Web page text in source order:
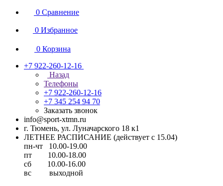
0 Сравнение
0 Избранное
0 Корзина
+7 922-260-12-16
Назад
Телефоны
+7 922-260-12-16
+7 345 254 94 70
Заказать звонок
info@sport-xtmn.ru
г. Тюмень, ул. Луначарского 18 к1
ЛЕТНЕЕ РАСПИСАНИЕ (действует с 15.04)
пн-чт 10.00-19.00
пт 10.00-18.00
сб 10.00-16.00
вс выходной